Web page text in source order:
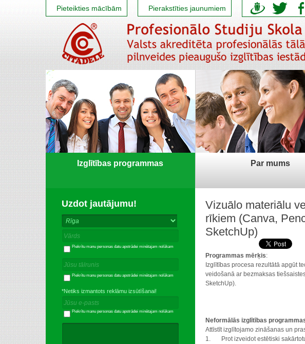
Pieteikties mācībām Pierakstīties jaunumiem
Izglītības programmas Par mums
Uzdot jautājumu!
Piekrītu manu personas datu apstrādei minētajam nolūkam
Piekrītu manu personas datu apstrādei minētajam nolūkam
*Netiks izmantots reklāmu izsūtīšanai!
Piekrītu manu personas datu apstrādei minētajam nolūkam
Vizuālo materiālu
rīkiem (Canva,
SketchUp)
Programmas mērķis:
Izglītības procesa rezultātā apgūt
veidošanā ar bezmaksas
SketchUp).
Neformālās izglītības
Attīstīt izglītojamo zināšanas un
1. Prot izveidot estētiski